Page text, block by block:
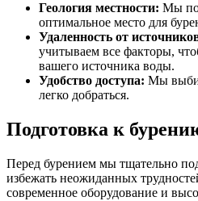
Геология местности: Мы
оптимальное место для
Удаленность от
учитываем все факторы,
вашего источника воды.
Удобство доступа: Мы
легко добраться.
Подготовка к
Перед бурением мы тщательно
избежать неожиданных
современное оборудование и